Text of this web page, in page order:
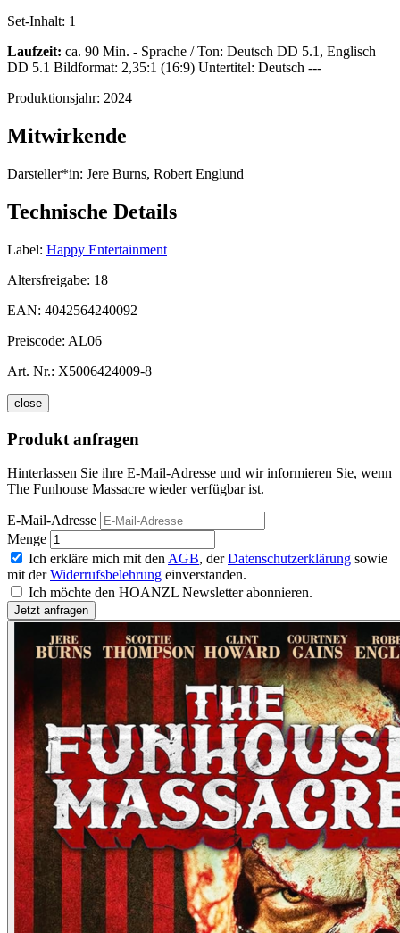
Set-Inhalt: 1
Laufzeit: ca. 90 Min. - Sprache / Ton: Deutsch DD 5.1, Englisch
DD 5.1 Bildformat: 2,35:1 (16:9) Untertitel: Deutsch ---
Produktionsjahr: 2024
Mitwirkende
Darsteller*in: Jere Burns, Robert Englund
Technische Details
Label: Happy Entertainment
Altersfreigabe: 18
EAN: 4042564240092
Preiscode: AL06
Art. Nr.: X5006424009-8
close
Produkt anfragen
Hinterlassen Sie ihre E-Mail-Adresse und wir informieren Sie, wenn
The Funhouse Massacre wieder verfügbar ist.
E-Mail-Adresse
Menge
Ich erkläre mich mit den AGB, derDatenschutzerklärung sowie
mit derWiderrufsbelehrung einverstanden.
Ich möchte den HOANZL Newsletter abonnieren.